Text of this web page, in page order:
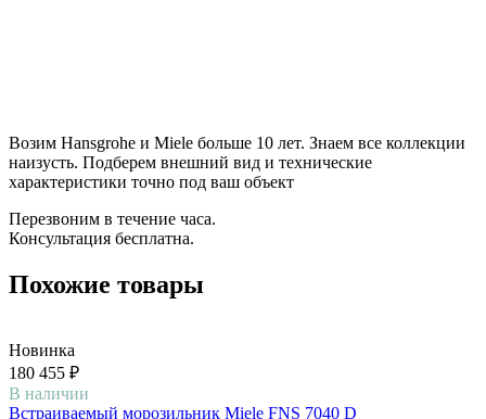
Возим Hansgrohe и Miele больше 10 лет. Знаем все коллекции
наизусть. Подберем внешний вид и технические
характеристики точно под ваш объект
Перезвоним в течение часа.
Консультация бесплатна.
Похожие товары
Новинка
180 455 ₽
В наличии
Встраиваемый морозильник Miele FNS 7040 D